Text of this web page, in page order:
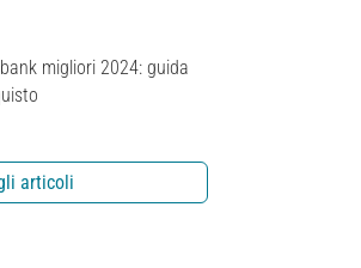
migliori 2024: guida
articoli